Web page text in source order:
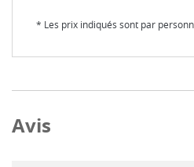
* Les prix indiqués sont par
Avis